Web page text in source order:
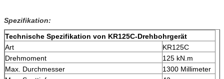
Spezifikation:
Technische Spezifikation von KR125C-Drehbohrgerät
Art
KR125C
Drehmoment
125 kN.m
Max. Durchmesser
1300 Millimeter